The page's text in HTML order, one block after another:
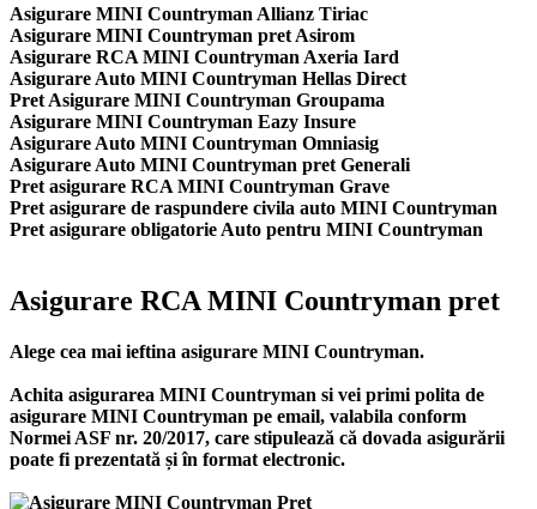
Asigurare MINI Countryman Allianz Tiriac
Asigurare MINI Countryman pret Asirom
Asigurare RCA MINI Countryman Axeria Iard
Asigurare Auto MINI Countryman Hellas Direct
Pret Asigurare MINI Countryman Groupama
Asigurare MINI Countryman Eazy Insure
Asigurare Auto MINI Countryman Omniasig
Asigurare Auto MINI Countryman pret Generali
Pret asigurare RCA MINI Countryman Grave
Pret asigurare de raspundere civila auto MINI Countryman
Pret asigurare obligatorie Auto pentru MINI Countryman
Asigurare RCA MINI Countryman pret
Alege cea mai ieftina asigurare MINI Countryman.
Achita asigurarea MINI Countryman si vei primi polita de
asigurare MINI Countryman pe email, valabila conform
Normei ASF nr. 20/2017, care stipulează că dovada asigurării
poate fi prezentată și în format electronic.